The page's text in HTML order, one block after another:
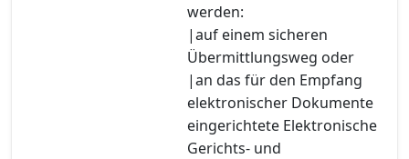
werden:
|auf einem sicheren
Übermittlungsweg oder
|an das für den Empfang
elektronischer Dokumente
eingerichtete Elektronische
Gerichts- und